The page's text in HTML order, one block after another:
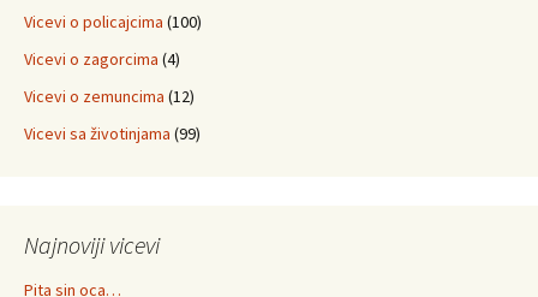
Vicevi o policajcima (100)
Vicevi o zagorcima (4)
Vicevi o zemuncima (12)
Vicevi sa životinjama (99)
Najnoviji vicevi
Pita sin oca…